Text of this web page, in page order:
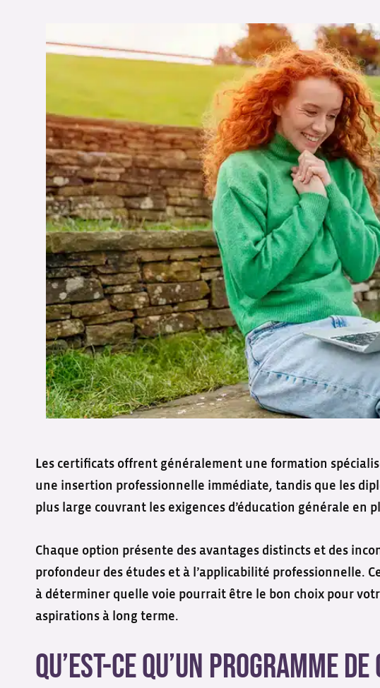
Les certificats offrent généralement une formation
une insertion professionnelle immédiate, tandis que les
plus large couvrant les exigences d’éducation générale en
Chaque option présente des avantages distincts et des
profondeur des études et à l’applicabilité professionnelle.
à déterminer quelle voie pourrait être le bon choix pour
aspirations à long terme.
Qu’est-ce qu’un programme